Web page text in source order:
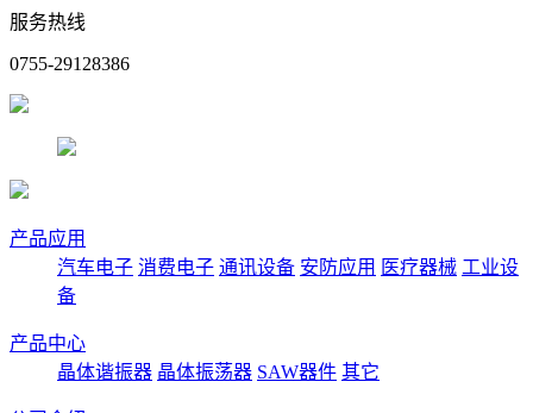
服务热线
0755-29128386
产品应用
汽车电子 消费电子 通讯设备 安防应用 医疗器械 工业设
备
产品中心
晶体谐振器 晶体振荡器 SAW器件 其它